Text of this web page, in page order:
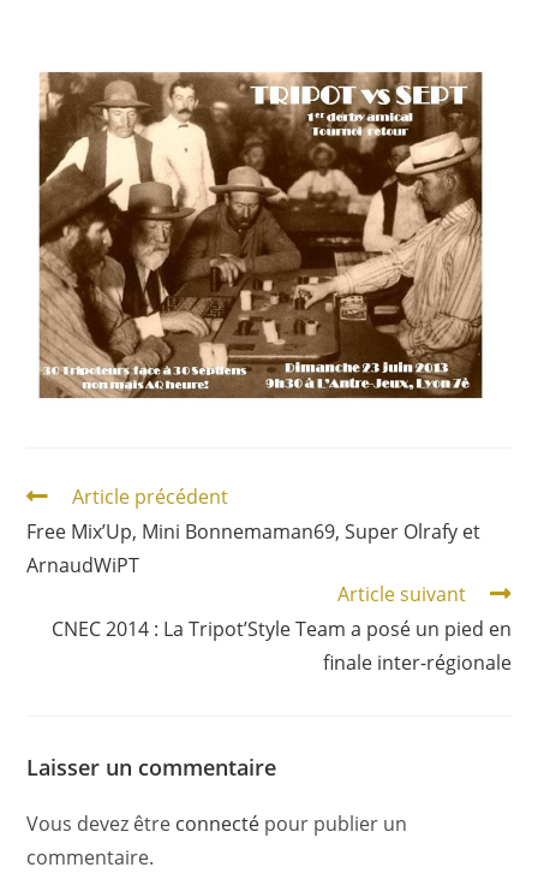
Article précédent
Free Mix’Up, Mini Bonnemaman69, Super Olrafy et
ArnaudWiPT
Article suivant
CNEC 2014 : La Tripot’Style Team a posé un pied en
finale inter-régionale
Laisser un commentaire
Vous devez être connecté pour publier un
commentaire.